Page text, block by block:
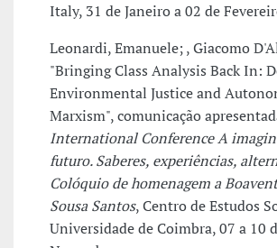
Italy, 31 de Janeiro a 02 de
Leonardi, Emanuele; , Giacomo
"Bringing Class Analysis Back In:
Environmental Justice and
Marxism", comunicação
International Conference A
futuro. Saberes, experiências,
Colóquio de homenagem a
Sousa Santos, Centro de Estudos
Universidade de Coimbra, 07 a 10